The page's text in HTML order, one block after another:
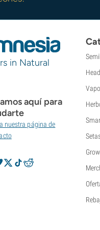
Club
in Natural
aquí para
nuestra página de